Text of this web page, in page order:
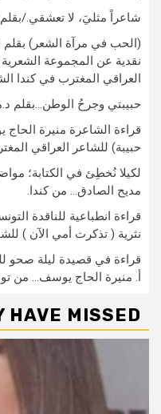
شاعراً مثليَ، لا تعشقي./
(الحب في مرآة الشعر) بقلم
نقدية عن المجموعة
العراقي المغترب في كندا
حبيبتي وجرحُ الوطن…بقلم
قراءة الشاعرة منيرة
حبيبة) للشاعر العراقي
لكيلا نُخطِئ في الكتابة؛
مديح الصادق… من كندا.
قراءة انطباعية للناقدة
نثرية ( تذكرت أمي الآن )
قراءة في قصيدة ليلة صحو
أ. منيرة الحاج يوسف… من
HAVE MISSED